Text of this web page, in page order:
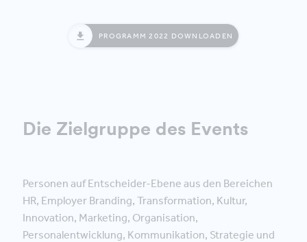
PROGRAMM 2022 DOWNLOADEN
Die Zielgruppe des Events
Personen auf Entscheider-Ebene aus den Bereichen
HR, Employer Branding, Transformation, Kultur,
Innovation, Marketing, Organisation,
Personalentwicklung, Kommunikation, Strategie und